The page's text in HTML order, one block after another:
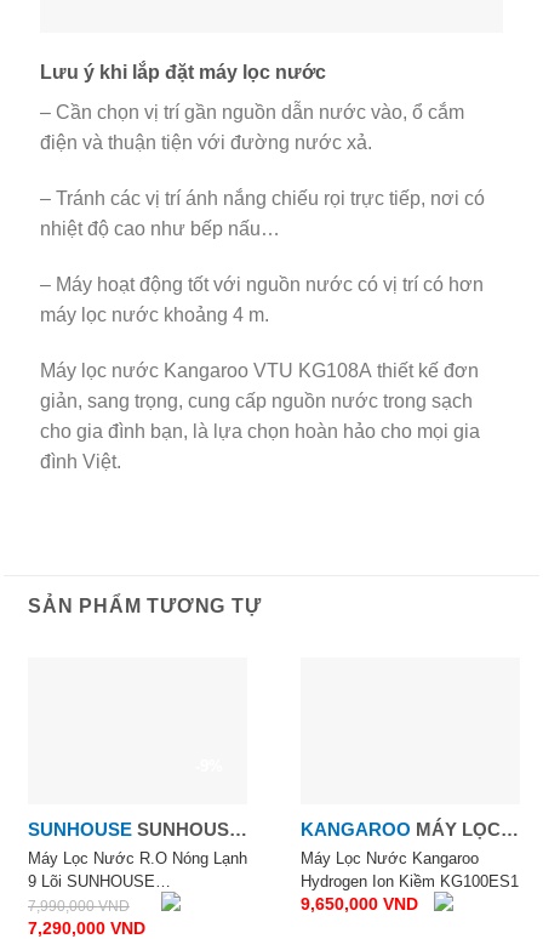
Lưu ý khi lắp đặt máy lọc nước
– Cần chọn vị trí gần nguồn dẫn nước vào, ổ cắm
điện và thuận tiện với đường nước xả.
– Tránh các vị trí ánh nắng chiếu rọi trực tiếp, nơi có
nhiệt độ cao như bếp nấu…
– Máy hoạt động tốt với nguồn nước có vị trí có hơn
máy lọc nước khoảng 4 m.
Máy lọc nước Kangaroo VTU KG108A thiết kế đơn
giản, sang trọng, cung cấp nguồn nước trong sạch
cho gia đình bạn, là lựa chọn hoàn hảo cho mọi gia
đình Việt.
SẢN PHẨM TƯƠNG TỰ
SUNHOUSE SUNHOUSE
15L/H
Máy Lọc Nước R.O Nóng Lạnh
9 Lõi SUNHOUSE
SHA76211CK
7,990,000VND
7,290,000 VND
KANGAROO MÁY LỌC
NƯỚC KANGAROO
HYDROGEN ION KIỀM
Máy Lọc Nước Kangaroo
Hydrogen Ion Kiềm KG100ES1
9,650,000 VND